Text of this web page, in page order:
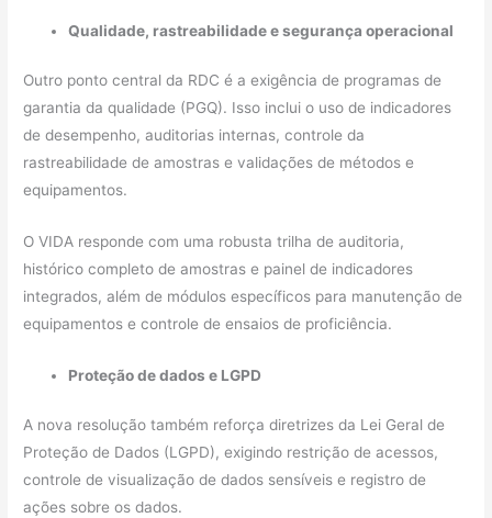
Qualidade, rastreabilidade e segurança operacional
Outro ponto central da RDC é a exigência de programas de
garantia da qualidade (PGQ). Isso inclui o uso de indicadores
de desempenho, auditorias internas, controle da
rastreabilidade de amostras e validações de métodos e
equipamentos.
O VIDA responde com uma robusta trilha de auditoria,
histórico completo de amostras e painel de indicadores
integrados, além de módulos específicos para manutenção de
equipamentos e controle de ensaios de proficiência.
Proteção de dados e LGPD
A nova resolução também reforça diretrizes da Lei Geral de
Proteção de Dados (LGPD), exigindo restrição de acessos,
controle de visualização de dados sensíveis e registro de
ações sobre os dados.